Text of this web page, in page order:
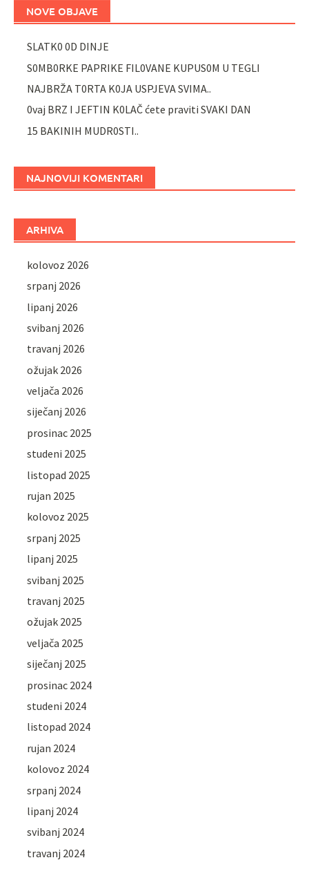
NOVE OBJAVE
SLATK0 0D DINJE
S0MB0RKE PAPRIKE FIL0VANE KUPUS0M U TEGLI
NAJBRŽA T0RTA K0JA USPJEVA SVIMA..
0vaj BRZ I JEFTIN K0LAČ ćete praviti SVAKI DAN
15 BAKINIH MUDR0STI..
NAJNOVIJI KOMENTARI
ARHIVA
kolovoz 2026
srpanj 2026
lipanj 2026
svibanj 2026
travanj 2026
ožujak 2026
veljača 2026
siječanj 2026
prosinac 2025
studeni 2025
listopad 2025
rujan 2025
kolovoz 2025
srpanj 2025
lipanj 2025
svibanj 2025
travanj 2025
ožujak 2025
veljača 2025
siječanj 2025
prosinac 2024
studeni 2024
listopad 2024
rujan 2024
kolovoz 2024
srpanj 2024
lipanj 2024
svibanj 2024
travanj 2024